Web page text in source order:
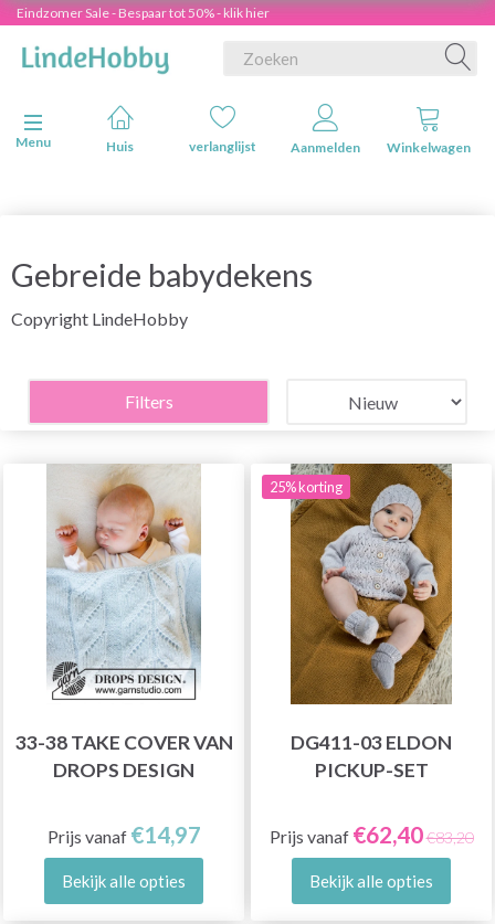
Eindzomer Sale - Bespaar tot 50% - klik hier
Navigatie in-/uitschakelen
Menu
Huis verlanglijst Aanmelden Winkelwagen
Gebreide babydekens
Copyright LindeHobby
Filters
33-38 TAKE COVER VAN
DROPS DESIGN
Prijs vanaf €14,97
Bekijk alle opties
25% korting
DG411-03 ELDON
PICKUP-SET
Prijs vanaf €62,40€83,20
Bekijk alle opties